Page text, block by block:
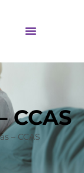
CCAS
– CCAS